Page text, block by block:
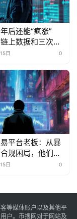
后还能“疯涨”
上数据和三次抄
你
日 0
平台老板：从暴
规困局，他们的
了？
日 0
等媒体账户以及其他平
户。币搜网对于网站及